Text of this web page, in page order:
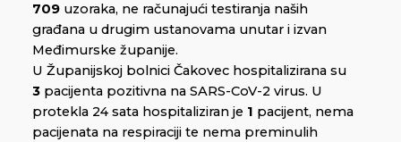
709 uzoraka, ne računajući testiranja naših
građana u drugim ustanovama unutar i izvan
Međimurske županije.
U Županijskoj bolnici Čakovec hospitalizirana su
3 pacijenta pozitivna na SARS-CoV-2 virus. U
protekla 24 sata hospitaliziran je 1 pacijent, nema
pacijenata na respiraciji te nema preminulih